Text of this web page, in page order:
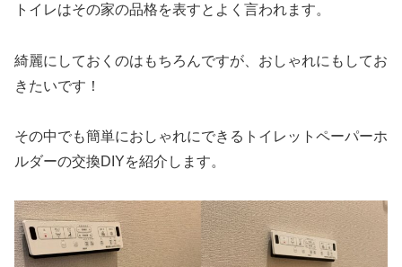
トイレはその家の品格を表すとよく言われます。
綺麗にしておくのはもちろんですが、おしゃれにもしてお
きたいです！
その中でも簡単におしゃれにできるトイレットペーパーホ
ルダーの交換DIYを紹介します。